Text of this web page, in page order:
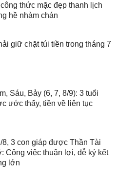
thức mặc đẹp thanh lịch
hề nhàm chán
giữ chặt túi tiền trong tháng 7
Sáu, Bảy (6, 7, 8/9): 3 tuổi
ước thấy, tiền về liên tục
8, 3 con giáp được Thần Tài
Công việc thuận lợi, dễ ký kết
lớn